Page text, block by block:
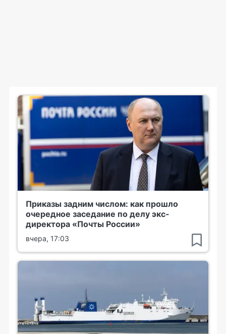
Приказы задним числом: как прошло
очередное заседание по делу экс-
директора «Почты России»
вчера, 17:03